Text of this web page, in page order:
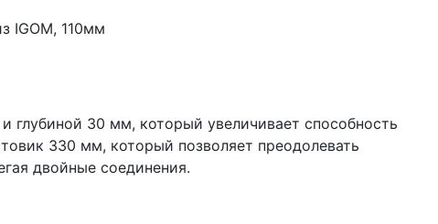
IGOM, 110мм
30 мм, который увеличивает способность
330 мм, который позволяет преодолевать
двойные соединения.